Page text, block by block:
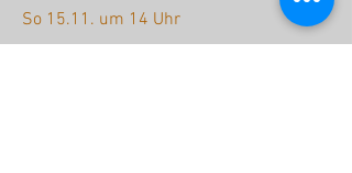
So 15.11. um 14 Uhr